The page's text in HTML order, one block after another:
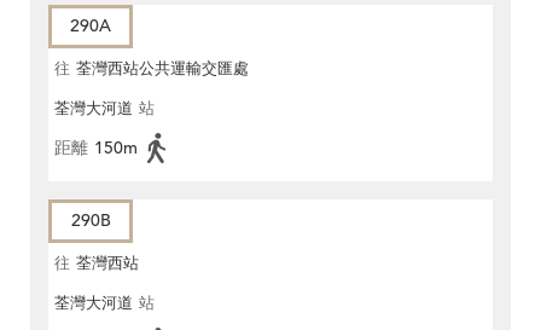
290A
往 荃灣西站公共運輸交匯處
荃灣大河道 站
距離 150m
290B
往 荃灣西站
荃灣大河道 站